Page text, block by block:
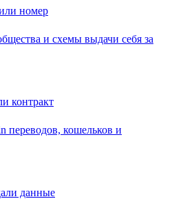
номер
и схемы выдачи себя за
контракт
переводов, кошельков и
данные